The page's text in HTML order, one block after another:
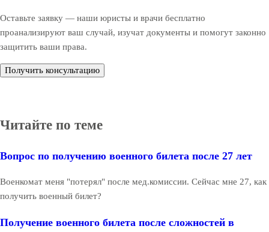
Оставьте заявку — наши юристы и врачи бесплатно
проанализируют ваш случай, изучат документы и помогут законно
защитить ваши права.
Получить консультацию
Читайте по теме
Вопрос по получению военного билета после 27 лет
Военкомат меня "потерял" после мед.комиссии. Сейчас мне 27, как
получить военный билет?
Получение военного билета после сложностей в